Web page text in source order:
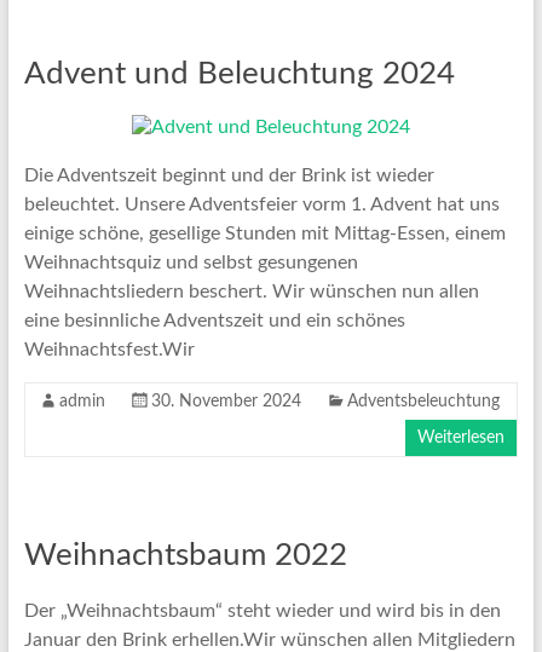
Advent und Beleuchtung 2024
Die Adventszeit beginnt und der Brink ist wieder
beleuchtet. Unsere Adventsfeier vorm 1. Advent hat uns
einige schöne, gesellige Stunden mit Mittag-Essen, einem
Weihnachtsquiz und selbst gesungenen
Weihnachtsliedern beschert. Wir wünschen nun allen
eine besinnliche Adventszeit und ein schönes
Weihnachtsfest.Wir
admin 30. November 2024 Adventsbeleuchtung
Weiterlesen
Weihnachtsbaum 2022
Der „Weihnachtsbaum“ steht wieder und wird bis in den
Januar den Brink erhellen.Wir wünschen allen Mitgliedern